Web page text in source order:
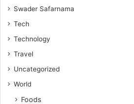
Swader Safarnama
Tech
Technology
Travel
Uncategorized
World
Foods